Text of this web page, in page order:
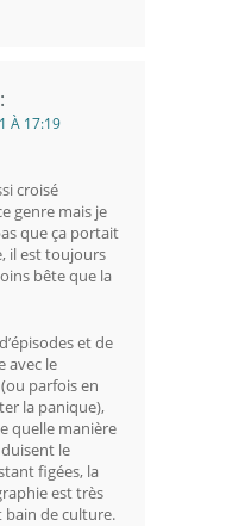
À 17:19
croisé
genre mais je
que ça portait
il est toujours
bête que la
et de
avec le
parfois en
la panique),
quelle manière
le
figées, la
est très
bain de culture.